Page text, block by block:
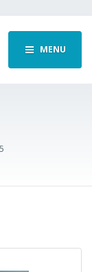
MENU